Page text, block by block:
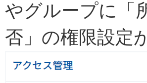
やグループに「
否」の権限設定